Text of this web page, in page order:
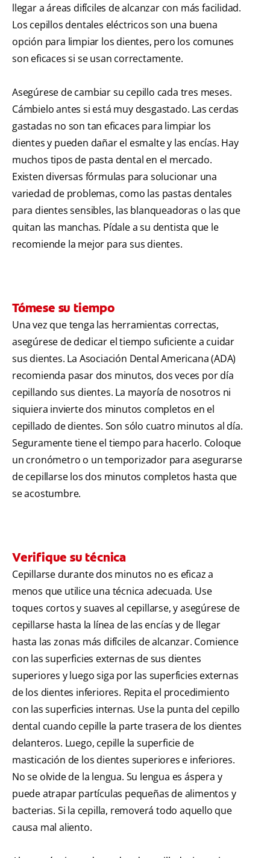
llegar a áreas difíciles de alcanzar con más facilidad.
Los cepillos dentales eléctricos son una buena
opción para limpiar los dientes, pero los comunes
son eficaces si se usan correctamente.
Asegúrese de cambiar su cepillo cada tres meses.
Cámbielo antes si está muy desgastado. Las cerdas
gastadas no son tan eficaces para limpiar los
dientes y pueden dañar el esmalte y las encías. Hay
muchos tipos de pasta dental en el mercado.
Existen diversas fórmulas para solucionar una
variedad de problemas, como las pastas dentales
para dientes sensibles, las blanqueadoras o las que
quitan las manchas. Pídale a su dentista que le
recomiende la mejor para sus dientes.
Tómese su tiempo
Una vez que tenga las herramientas correctas,
asegúrese de dedicar el tiempo suficiente a cuidar
sus dientes. La Asociación Dental Americana (ADA)
recomienda pasar dos minutos, dos veces por día
cepillando sus dientes. La mayoría de nosotros ni
siquiera invierte dos minutos completos en el
cepillado de dientes. Son sólo cuatro minutos al día.
Seguramente tiene el tiempo para hacerlo. Coloque
un cronómetro o un temporizador para asegurarse
de cepillarse los dos minutos completos hasta que
se acostumbre.
Verifique su técnica
Cepillarse durante dos minutos no es eficaz a
menos que utilice una técnica adecuada. Use
toques cortos y suaves al cepillarse, y asegúrese de
cepillarse hasta la línea de las encías y de llegar
hasta las zonas más difíciles de alcanzar. Comience
con las superficies externas de sus dientes
superiores y luego siga por las superficies externas
de los dientes inferiores. Repita el procedimiento
con las superficies internas. Use la punta del cepillo
dental cuando cepille la parte trasera de los dientes
delanteros. Luego, cepille la superficie de
masticación de los dientes superiores e inferiores.
No se olvide de la lengua. Su lengua es áspera y
puede atrapar partículas pequeñas de alimentos y
bacterias. Si la cepilla, removerá todo aquello que
causa mal aliento.